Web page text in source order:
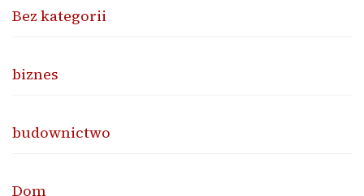
Bez kategorii
biznes
budownictwo
Dom